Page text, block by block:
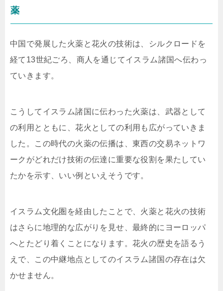
薬
中国で発展した火薬と花火の技術は、シルクロードを
経て13世紀ごろ、商人を通じてイスラム諸国へ伝わっ
ていきます。
こうしてイスラム諸国に伝わった火薬は、武器として
の利用とともに、花火としての利用も広がっていきま
した。この時代の火薬の伝播は、東西の交易ネットワ
ークがどれだけ技術の伝達に重要な役割を果たしてい
たかを示す、いい例といえそうです。
イスラム文化圏を経由したことで、火薬と花火の技術
はさらに地理的な広がりを見せ、最終的にヨーロッパ
へとたどり着くことになります。花火の歴史を語るう
えで、この中継地点としてのイスラム諸国の存在は欠
かせません。